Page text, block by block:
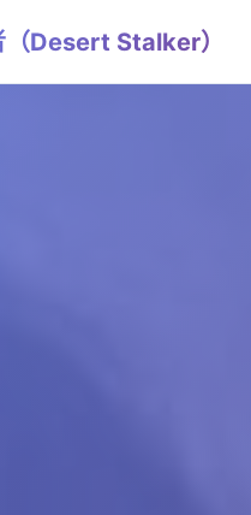
Desert Stalker）